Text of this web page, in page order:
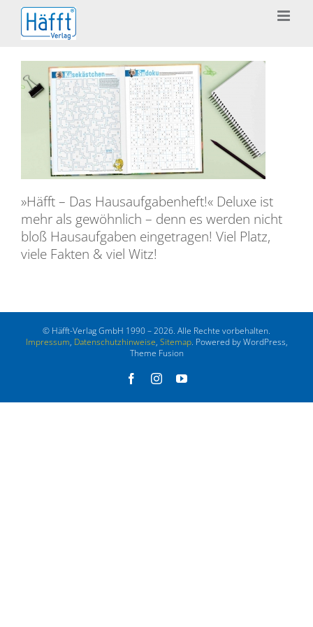
Zum
Inhalt
springen
»Häfft – Das Hausaufgabenheft!« Deluxe ist
mehr als gewöhnlich – denn es werden nicht
bloß Hausaufgaben eingetragen! Viel Platz,
viele Fakten & viel Witz!
© Häfft-Verlag GmbH 1990 – 2026. Alle Rechte vorbehalten.
Impressum, Datenschutzhinweise, Sitemap. Powered by WordPress,
Theme Fusion
FacebookInstagramYouTube